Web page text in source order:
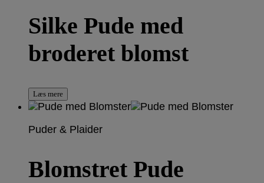
Silke Pude med
broderet blomst
Læs mere
Puder & Plaider
Blomstret Pude